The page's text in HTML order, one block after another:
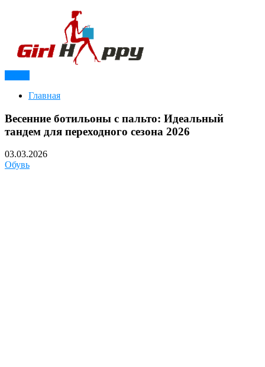
Girl Happy
Главная
Весенние ботильоны с пальто: Идеальный
тандем для переходного сезона 2026
03.03.2026
Обувь